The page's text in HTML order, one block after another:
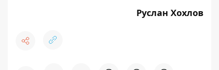
Руслан Хохлов